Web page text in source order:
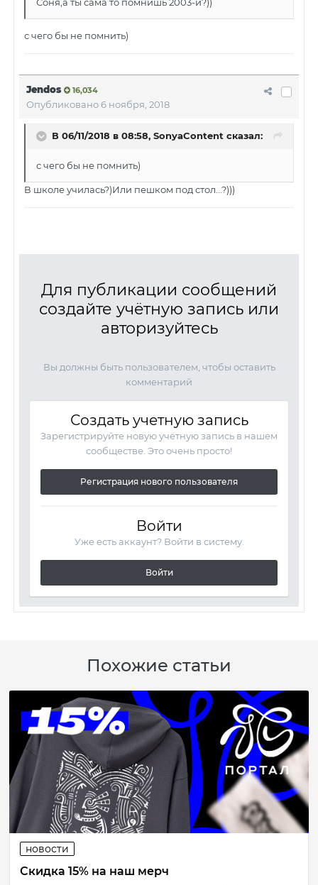
Соня,а ты сама то помнишь 2003-й?))
с чего бы не помнить)
Jendos 16,034
Опубликовано6 ноября, 2018
В 06/11/2018 в 08:58, SonyaContent сказал:
с чего бы не помнить)
В школе училась?)Или пешком под стол...?)))
Для публикации сообщений
создайте учётную запись или
авторизуйтесь
Вы должны быть пользователем, чтобы оставить
комментарий
Создать учетную запись
Зарегистрируйте новую учётную запись в нашем
сообществе. Это очень просто!
Регистрация нового пользователя
Войти
Уже есть аккаунт? Войти в систему.
Войти
Похожие статьи
новости
Скидка 15% на наш мерч